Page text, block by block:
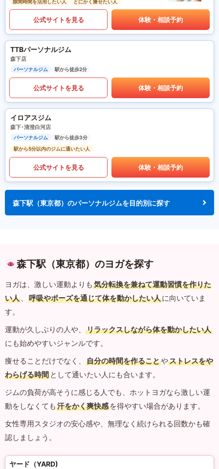
隙間時間を活用したい人
とにかく痩せたい人
公式サイトを見る 体験・相談予約
TTBパーソナルジム
森下店
パーソナルジム 駅から徒歩2分
公式サイトを見る 体験・相談予約
イロアスジム
森下･清澄白河店
パーソナルジム
駅から徒歩3分
駅から5分以内のジムに通いたい人
公式サイトを見る 体験・相談予約
森下駅（東京都）のパーソナルジムを目的別に探す
森下駅（東京都）のヨガを探す
ヨガは、激しい運動よりも 気分転換を兼ねて運動習慣を作りた
い人 、 呼吸やポーズを通じて体を動かしたい人に向いていま
す。
運動が久しぶりの人や、
リラックスしながら体を動かしたい人
にも始めやすいジャンルです。
痩せることだけでなく、
自分の時間を作ることやストレスをや
わらげる時間 として通いたい人にも合います。
ジムの負荷が高そうに感じる人でも、ホットヨガなら激しい運
動をしなくても 汗をかく爽快感 を得やすい場合があります。
女性専用スタジオの安心感や、無理なく続けられる回数かも確
認しましょう。
ヤード（YARD)